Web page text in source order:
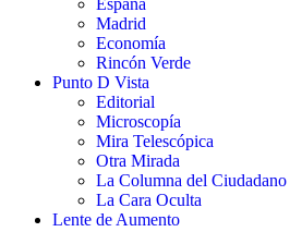
España
Madrid
Economía
Rincón Verde
Punto D Vista
Editorial
Microscopía
Mira Telescópica
Otra Mirada
La Columna del Ciudadano
La Cara Oculta
Lente de Aumento